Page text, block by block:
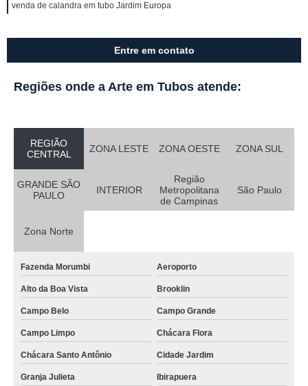
venda de calandra em tubo Jardim Europa
Entre em contato
Regiões onde a Arte em Tubos atende:
REGIÃO
CENTRAL
ZONA LESTE ZONA OESTE ZONA SUL
GRANDE SÃO
PAULO
INTERIOR
Região
Metropolitana
de Campinas
São Paulo
Zona Norte
Fazenda Morumbi Aeroporto
Alto da Boa Vista Brooklin
Campo Belo Campo Grande
Campo Limpo Chácara Flora
Chácara Santo Antônio Cidade Jardim
Granja Julieta Ibirapuera